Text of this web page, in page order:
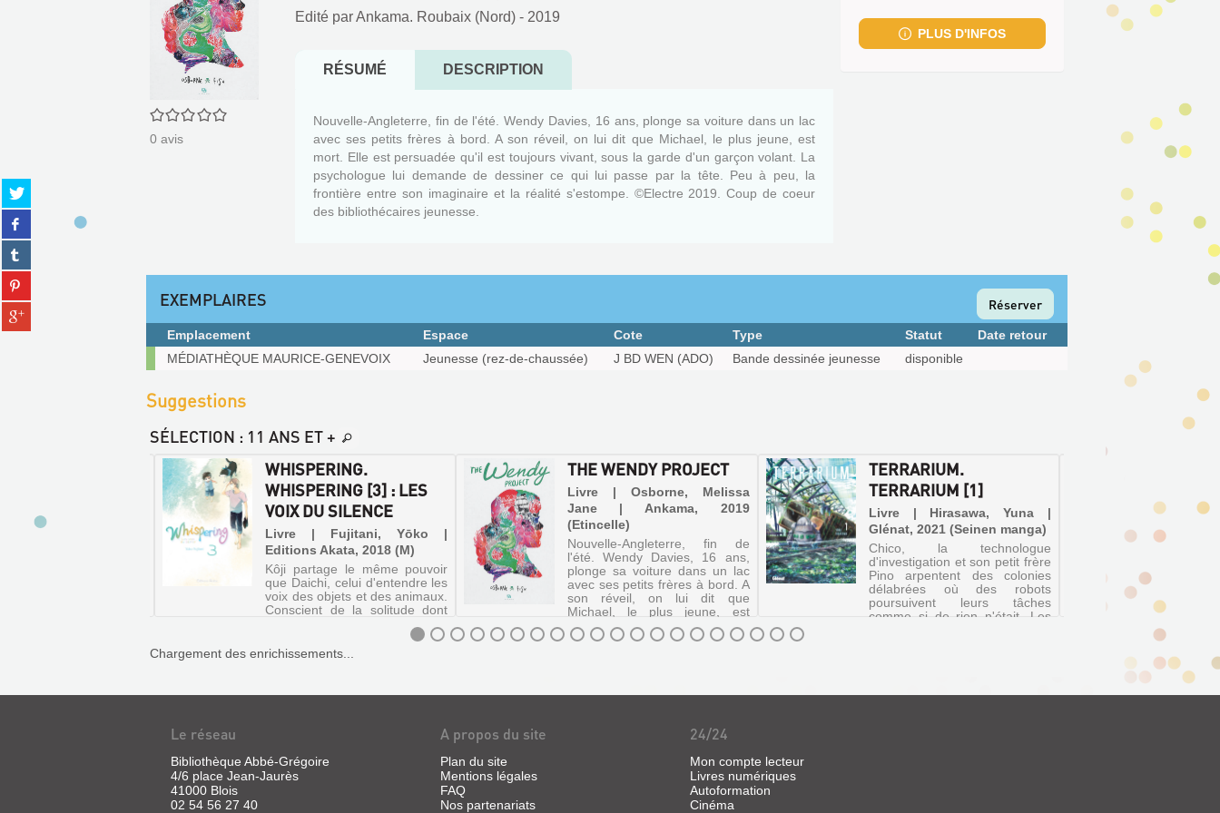
Partager
sur
twitter
(Nouvelle
fenêtre)
Partager
sur
facebook
(Nouvelle
fenêtre)
Partager
sur
tumblr
(Nouvelle
fenêtre)
Partager
sur
pinterest
(Nouvelle
Partager
sur
0/5
0 avis
Edité parAnkama. Roubaix (Nord) - 2019
RÉSUMÉ DESCRIPTION
Nouvelle-Angleterre, fin de l'été. Wendy Davies, 16 ans, plonge sa voiture dans un lac
avec ses petits frères à bord. A son réveil, on lui dit que Michael, le plus jeune, est
mort. Elle est persuadée qu'il est toujours vivant, sous la garde d'un garçon volant. La
psychologue lui demande de dessiner ce qui lui passe par la tête. Peu à peu, la
frontière entre son imaginaire et la réalité s'estompe. ©Electre 2019. Coup de coeur
des bibliothécaires jeunesse.
fenêtre)
PLUS D'INFOS
EXEMPLAIRES Réserver
Exemplaires
Emplacement Espace Cote Type Statut
Date retour
MÉDIATHÈQUE MAURICE-GENEVOIX
Jeunesse (rez-de-chaussée) J BD WEN (ADO) Bande dessinée jeunesse disponible
Suggestions
SÉLECTION : 11 ANS ET +
THE WENDY PROJECT
Livre | Osborne, Melissa
Jane | Ankama, 2019
(Etincelle)
Nouvelle-Angleterre, fin de
l'été. Wendy Davies, 16 ans,
plonge sa voiture dans un lac
avec ses petits frères à bord. A
son réveil, on lui dit que
Michael, le plus jeune, est
mort. Elle est persuadée qu'il
est toujours vivant, sou...
TERRARIUM.
TERRARIUM [1]
Livre | Hirasawa, Yuna |
Glénat, 2021 (Seinen manga)
Chico, la technologue
d'investigation et son petit frère
Pino arpentent des colonies
délabrées où des robots
poursuivent leurs tâches
comme si de rien n'était. Les
2019
WHISPERING.
WHISPERING [3] : LES
VOIX DU SILENCE
Livre | Fujitani, Yōko |
Editions Akata, 2018 (M)
Kôji partage le même pouvoir
que Daichi, celui d'entendre les
voix des objets et des animaux.
Conscient de la solitude dont
Daichi doit souffrir, il aimerait
aider l'écolier à se faire des
amis. Mais le jeune garçon a
SILENCE
WENDY
PROJECT
Livre
Osborne,
Chargement des enrichissements...
Le réseau
Bibliothèque Abbé-Grégoire
4/6 place Jean-Jaurès
41000 Blois
02 54 56 27 40
A propos du site
Plan du site
Mentions légales
FAQ
Nos partenariats
24/24
Mon compte lecteur
Livres numériques
Autoformation
Cinéma